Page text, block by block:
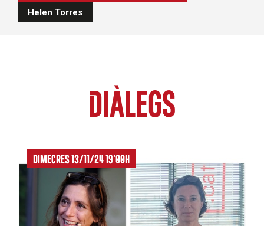
Helen Torres
Diàlegs
Dimecres 13/11/24 19'00h